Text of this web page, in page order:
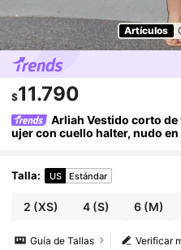
Artículos
$11.790
Arliah Vestido corto de
ujer con cuello halter, nudo
Talla: US Estándar
2 (XS) 4(S) 6(M)
Verificar
Guía de Tallas